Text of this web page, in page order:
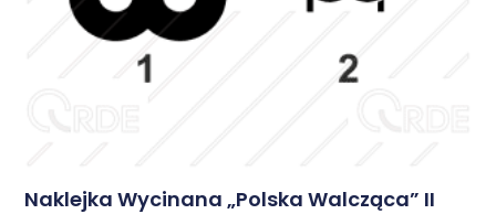
Naklejka Wycinana „Polska Walcząca” II